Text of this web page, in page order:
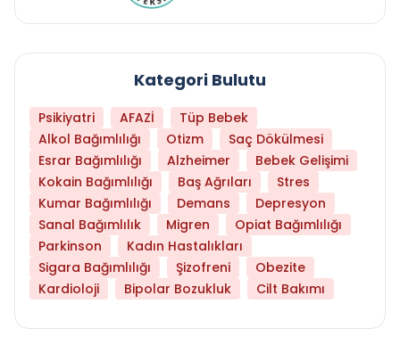
Kategori Bulutu
Psikiyatri AFAZİ
Tüp Bebek
Alkol Bağımlılığı
Otizm
Saç Dökülmesi
Esrar Bağımlılığı
Alzheimer
Bebek Gelişimi
Kokain Bağımlılığı
Baş Ağrıları
Stres
Kumar Bağımlılığı
Demans
Depresyon
Sanal Bağımlılık
Migren
Opiat Bağımlılığı
Parkinson
Kadın Hastalıkları
Sigara Bağımlılığı
Şizofreni
Obezite
Kardioloji
Bipolar Bozukluk Cilt Bakımı